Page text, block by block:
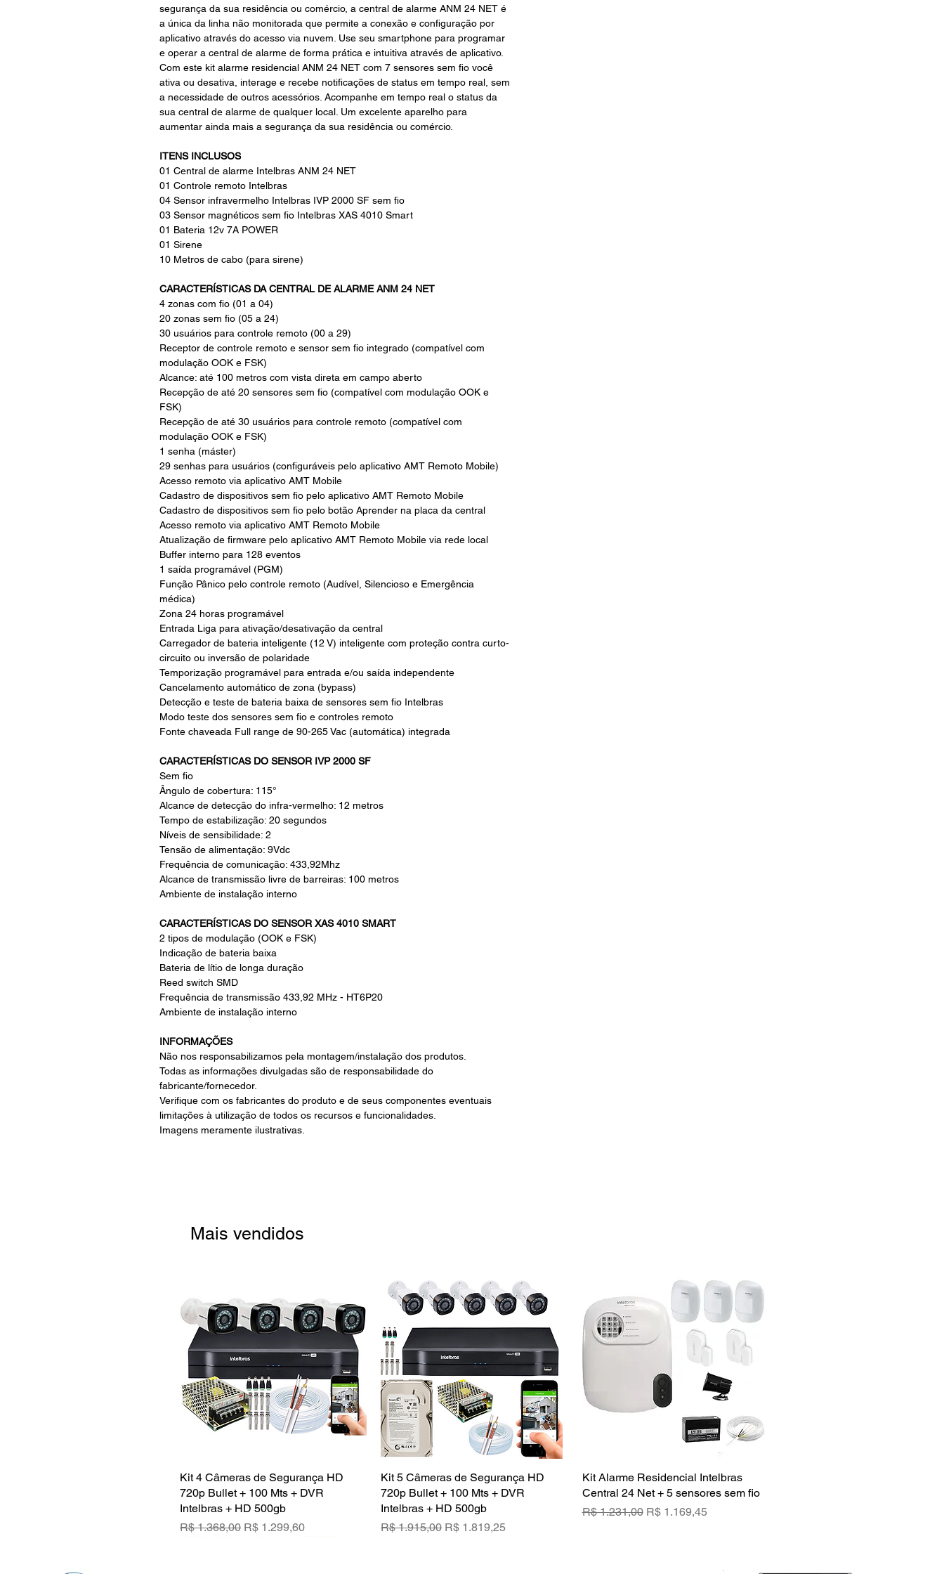
segurança da sua residência ou comércio, a central de alarme ANM 24 NET é
a única da linha não monitorada que permite a conexão e configuração por
aplicativo através do acesso via nuvem. Use seu smartphone para programar
e operar a central de alarme de forma prática e intuitiva através de aplicativo.
Com este kit alarme residencial ANM 24 NET com 7 sensores sem fio você
ativa ou desativa, interage e recebe notificações de status em tempo real, sem
a necessidade de outros acessórios. Acompanhe em tempo real o status da
sua central de alarme de qualquer local. Um excelente aparelho para
aumentar ainda mais a segurança da sua residência ou comércio.
ITENS INCLUSOS
01 Central de alarme Intelbras ANM 24 NET
01 Controle remoto Intelbras
04 Sensor infravermelho Intelbras IVP 2000 SF sem fio
03 Sensor magnéticos sem fio Intelbras XAS 4010 Smart
01 Bateria 12v 7A POWER
01 Sirene
10 Metros de cabo (para sirene)
CARACTERÍSTICAS DA CENTRAL DE ALARME ANM 24 NET
4 zonas com fio (01 a 04)
20 zonas sem fio (05 a 24)
30 usuários para controle remoto (00 a 29)
Receptor de controle remoto e sensor sem fio integrado (compatível com
modulação OOK e FSK)
Alcance: até 100 metros com vista direta em campo aberto
Recepção de até 20 sensores sem fio (compatível com modulação OOK e
FSK)
Recepção de até 30 usuários para controle remoto (compatível com
modulação OOK e FSK)
1 senha (máster)
29 senhas para usuários (configuráveis pelo aplicativo AMT Remoto Mobile)
Acesso remoto via aplicativo AMT Mobile
Cadastro de dispositivos sem fio pelo aplicativo AMT Remoto Mobile
Cadastro de dispositivos sem fio pelo botão Aprender na placa da central
Acesso remoto via aplicativo AMT Remoto Mobile
Atualização de firmware pelo aplicativo AMT Remoto Mobile via rede local
Buffer interno para 128 eventos
1 saída programável (PGM)
Função Pânico pelo controle remoto (Audível, Silencioso e Emergência
médica)
Zona 24 horas programável
Entrada Liga para ativação/desativação da central
Carregador de bateria inteligente (12 V) inteligente com proteção contra curto-
circuito ou inversão de polaridade
Temporização programável para entrada e/ou saída independente
Cancelamento automático de zona (bypass)
Detecção e teste de bateria baixa de sensores sem fio Intelbras
Modo teste dos sensores sem fio e controles remoto
Fonte chaveada Full range de 90-265 Vac (automática) integrada
CARACTERÍSTICAS DO SENSOR IVP 2000 SF
Sem fio
Ângulo de cobertura: 115°
Alcance de detecção do infra-vermelho: 12 metros
Tempo de estabilização: 20 segundos
Níveis de sensibilidade: 2
Tensão de alimentação: 9Vdc
Frequência de comunicação: 433,92Mhz
Alcance de transmissão livre de barreiras: 100 metros
Ambiente de instalação interno
CARACTERÍSTICAS DO SENSOR XAS 4010 SMART
2 tipos de modulação (OOK e FSK)
Indicação de bateria baixa
Bateria de lítio de longa duração
Reed switch SMD
Frequência de transmissão 433,92 MHz - HT6P20
Ambiente de instalação interno
INFORMAÇÕES
Não nos responsabilizamos pela montagem/instalação dos produtos.
Todas as informações divulgadas são de responsabilidade do
fabricante/fornecedor.
Verifique com os fabricantes do produto e de seus componentes eventuais
limitações à utilização de todos os recursos e funcionalidades.
Imagens meramente ilustrativas.
Mais vendidos
Visualização rápida
Kit 4 Câmeras de Segurança HD
720p Bullet + 100 Mts + DVR
Intelbras + HD 500gb
Preço normal
R$ 1.368,00 Preço promocional
R$ 1.299,60
Visualização rápida
Kit 5 Câmeras de Segurança HD
720p Bullet + 100 Mts + DVR
Intelbras + HD 500gb
Preço normal
R$ 1.915,00 Preço promocional
R$ 1.819,25
Visualização rápida
Kit Alarme Residencial Intelbras
Central 24 Net + 5 sensores sem fio
Preço normal
R$ 1.231,00 Preço promocional
R$ 1.169,45